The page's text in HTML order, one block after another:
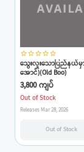
star_borderstar_borderstar_borderstar_borderstar_border
သွေးလူးသောပြည်နယ်မှာ
အောင်)(Old Boo)
3,800 ကျပ်
Out of Stock
Releases Mar 28, 2026
Out of Stock